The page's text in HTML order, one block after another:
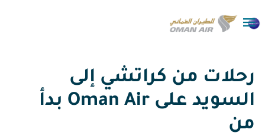

رحلات من كراتشي إلى
السويد على Oman Air بدأ
من